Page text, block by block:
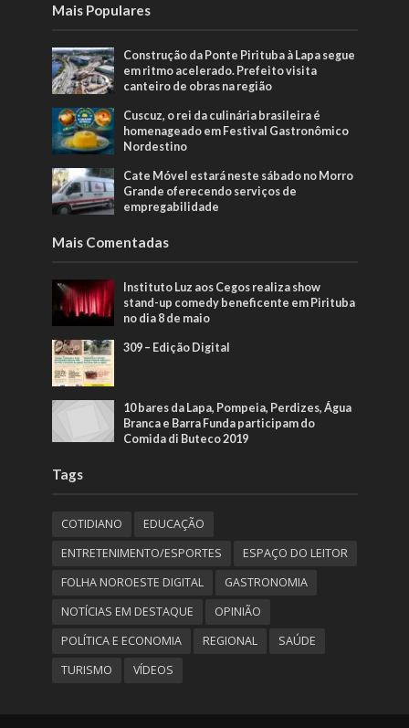
Mais Populares
Construção da Ponte Pirituba à Lapa segue
em ritmo acelerado. Prefeito visita
canteiro de obras na região
Cuscuz, o rei da culinária brasileira é
homenageado em Festival Gastronômico
Nordestino
Cate Móvel estará neste sábado no Morro
Grande oferecendo serviços de
empregabilidade
Mais Comentadas
Instituto Luz aos Cegos realiza show
stand-up comedy beneficente em Pirituba
no dia 8 de maio
309 – Edição Digital
10 bares da Lapa, Pompeia, Perdizes, Água
Branca e Barra Funda participam do
Comida di Buteco 2019
Tags
COTIDIANO
EDUCAÇÃO
ENTRETENIMENTO/ESPORTES
ESPAÇO DO LEITOR
FOLHA NOROESTE DIGITAL
GASTRONOMIA
NOTÍCIAS EM DESTAQUE
OPINIÃO
POLÍTICA E ECONOMIA
REGIONAL
SAÚDE
TURISMO
VÍDEOS